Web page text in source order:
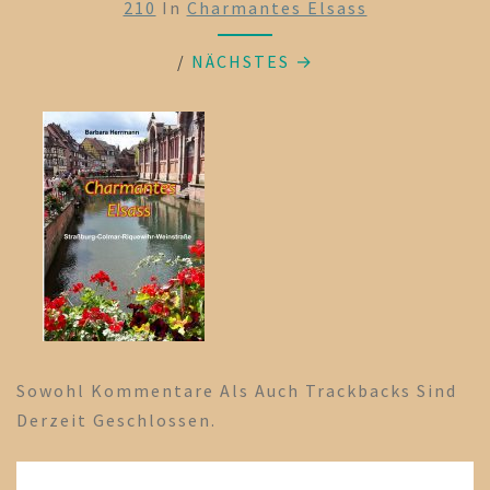
210 In Charmantes Elsass
/ NÄCHSTES →
Sowohl Kommentare Als Auch Trackbacks Sind
Derzeit Geschlossen.